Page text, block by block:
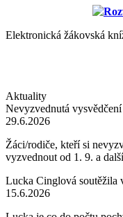
Elektronická žákovská
Aktuality
Nevyzvednutá vysvědčení
29.6.2026
Žáci/rodiče, kteří si
vyzvednout od 1. 9. a
Lucka Cinglová soutěžila
15.6.2026